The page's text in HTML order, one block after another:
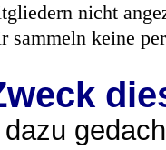
nicht
sammeln keine